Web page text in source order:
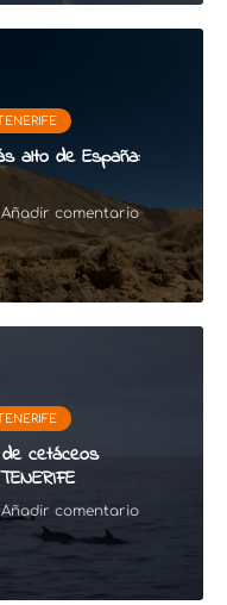
alto de España:
Añadir comentario
cetáceos
Añadir comentario